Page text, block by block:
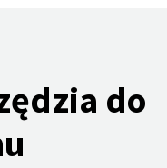
do